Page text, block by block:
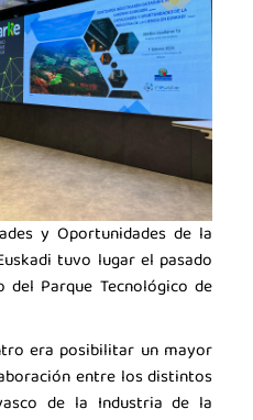
y Oportunidades de la
tuvo lugar el pasado
Parque Tecnológico de
era posibilitar un mayor
entre los distintos
de la Industria de la